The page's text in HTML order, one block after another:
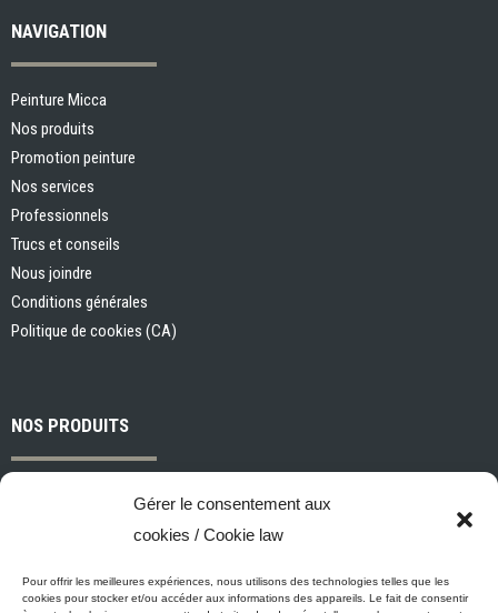
Gérer le consentement aux
cookies / Cookie law
Pour offrir les meilleures expériences, nous utilisons des technologies telles que les
cookies pour stocker et/ou accéder aux informations des appareils. Le fait de consentir
NAVIGATION
Peinture Micca
Nos produits
Promotion peinture
Nos services
Professionnels
Trucs et conseils
Nous joindre
Conditions générales
Politique de cookies (CA)
NOS PRODUITS
Peintures et apprêts d’intérieur
Industriel, commercial et municipal